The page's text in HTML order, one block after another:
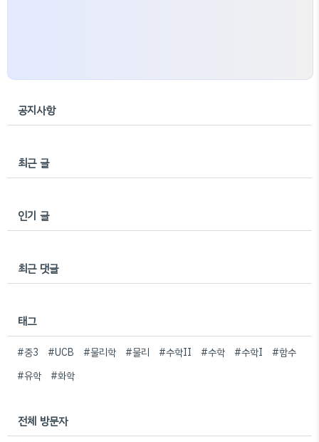
공지사항
최근 글
인기 글
최근 댓글
태그
#중3 #UCB #물리학 #물리 #수학II #수학 #수학I
#함수
#유학
#화학
전체 방문자